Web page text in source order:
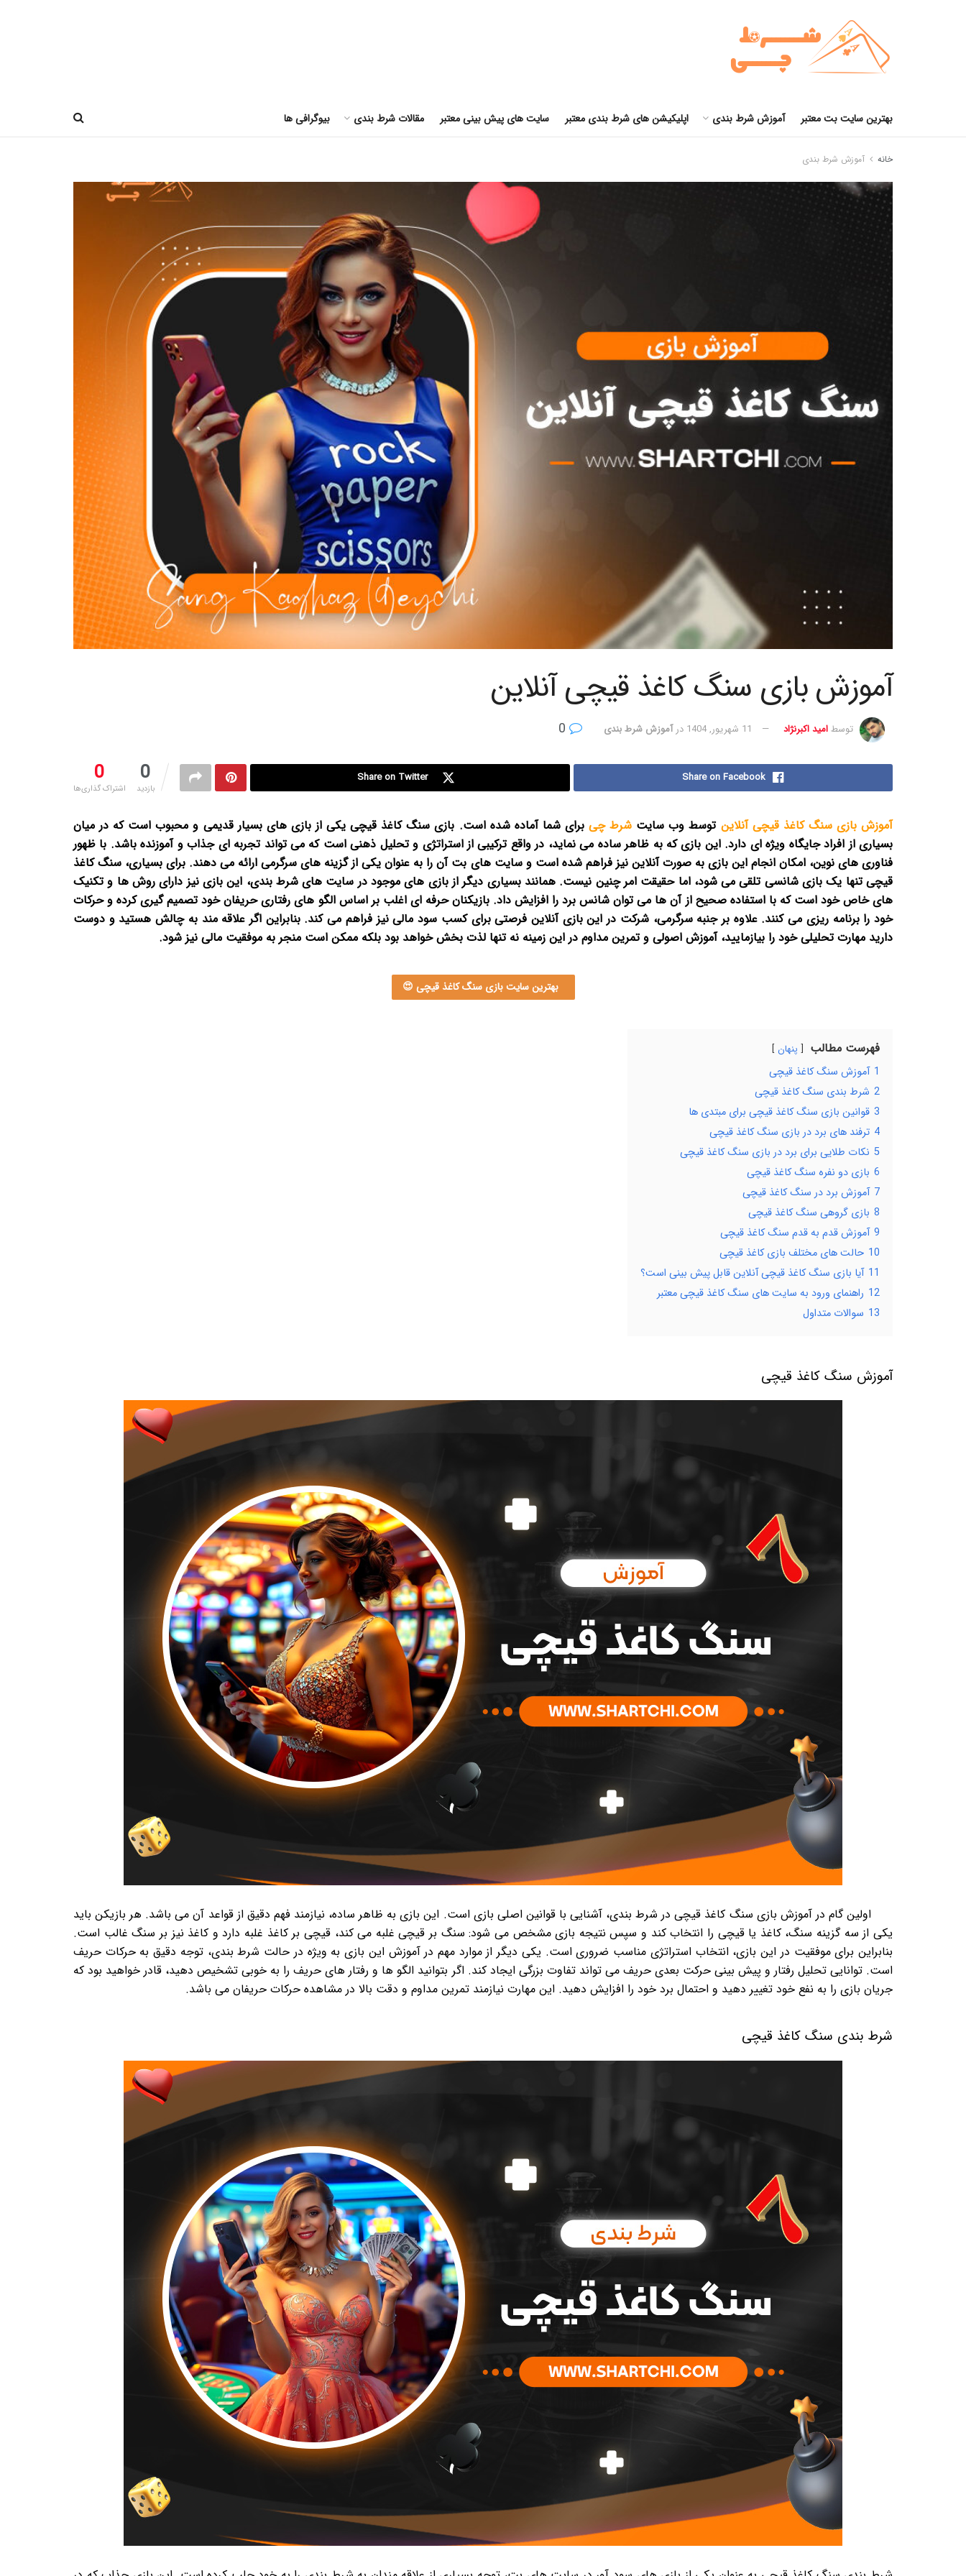
بهترین سایت بت معتبر آموزش شرط بندی اپلیکیشن های شرط بندی معتبر سایت های پیش بینی معتبر مقالات شرط بندی بیوگرافی ها
خانه آموزش شرط بندی
آموزش بازی سنگ کاغذ قیچی آنلاین
توسطامید اکبرنژاد 11 شهریور, 1404 در آموزش شرط بندی
0
اشتراک گذاری‌ها
0
بازدید
Share on Facebook
Share on Twitter
آموزش بازی سنگ کاغذ قیچی آنلاینتوسط وب سایت شرط چیبرای شما آماده شده است. بازی سنگ کاغذ قیچی یکی از بازی های بسیار قدیمی و محبوب است که در میان
بسیاری از افراد جایگاه ویژه ای دارد. این بازی که به ظاهر ساده می نماید، در واقع ترکیبی از استراتژی و تحلیل ذهنی است که می تواند تجربه ای جذاب و آموزنده باشد. با ظهور
فناوری های نوین، امکان انجام این بازی به صورت آنلاین نیز فراهم شده است و سایت های بت آن را به عنوان یکی از گزینه های سرگرمی ارائه می دهند. برای بسیاری، سنگ کاغذ
قیچی تنها یک بازی شانسی تلقی می شود، اما حقیقت امر چنین نیست. همانند بسیاری دیگر از بازی های موجود در سایت های شرط بندی، این بازی نیز دارای روش ها و تکنیک
های خاص خود است که با استفاده صحیح از آن ها می توان شانس برد را افزایش داد. بازیکنان حرفه ای اغلب بر اساس الگو های رفتاری حریفان خود تصمیم گیری کرده و حرکات
خود را برنامه ریزی می کنند. علاوه بر جنبه سرگرمی، شرکت در این بازی آنلاین فرصتی برای کسب سود مالی نیز فراهم می کند. بنابراین اگر علاقه مند به چالش هستید و دوست
دارید مهارت تحلیلی خود را بیازمایید، آموزش اصولی و تمرین مداوم در این زمینه نه تنها لذت بخش خواهد بود بلکه ممکن است منجر به موفقیت مالی نیز شود.
بهترین سایت بازی سنگ کاغذ قیچی 😍
فهرست مطالب پنهان
1 آموزش سنگ کاغذ قیچی
2 شرط بندی سنگ کاغذ قیچی
3 قوانین بازی سنگ کاغذ قیچی برای مبتدی‌ ها
4 ترفند های برد در بازی سنگ کاغذ قیچی
5 نکات طلایی برای برد در بازی سنگ کاغذ قیچی
6 بازی دو نفره سنگ کاغذ قیچی
7 آموزش برد در سنگ کاغذ قیچی
8 بازی گروهی سنگ کاغذ قیچی
9 آموزش قدم به قدم سنگ کاغذ قیچی
10 حالت ‌های مختلف بازی کاغذ قیچی
11 آیا بازی سنگ کاغذ قیچی آنلاین قابل پیش‌ بینی است؟
12 راهنمای ورود به سایت ‌های سنگ کاغذ قیچی معتبر
13 سوالات متداول
آموزش سنگ کاغذ قیچی
اولین گام در آموزش بازی سنگ کاغذ قیچی در شرط بندی، آشنایی با قوانین اصلی بازی است. این بازی به ظاهر ساده، نیازمند فهم دقیق از قواعد آن می باشد. هر بازیکن باید
یکی از سه گزینه سنگ، کاغذ یا قیچی را انتخاب کند و سپس نتیجه بازی مشخص می شود: سنگ بر قیچی غلبه می کند، قیچی بر کاغذ غلبه دارد و کاغذ نیز بر سنگ غالب است.
بنابراین برای موفقیت در این بازی، انتخاب استراتژی مناسب ضروری است. یکی دیگر از موارد مهم در آموزش این بازی به ویژه در حالت شرط بندی، توجه دقیق به حرکات حریف
است. توانایی تحلیل رفتار و پیش بینی حرکت بعدی حریف می تواند تفاوت بزرگی ایجاد کند. اگر بتوانید الگو ها و رفتار های حریف را به خوبی تشخیص دهید، قادر خواهید بود که
جریان بازی را به نفع خود تغییر دهید و احتمال برد خود را افزایش دهید. این مهارت نیازمند تمرین مداوم و دقت بالا در مشاهده حرکات حریفان می باشد.
شرط بندی سنگ کاغذ قیچی